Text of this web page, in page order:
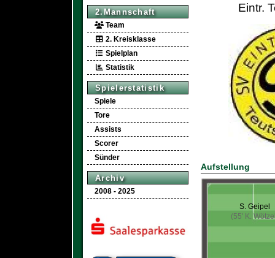
2.Mannschaft
Team
2. Kreisklasse
Spielplan
Statistik
Spielerstatistik
Spiele
Tore
Assists
Scorer
Sünder
Archiv
2008 - 2025
Eintr.
Aufstellung
S. Geipel
(55' K.